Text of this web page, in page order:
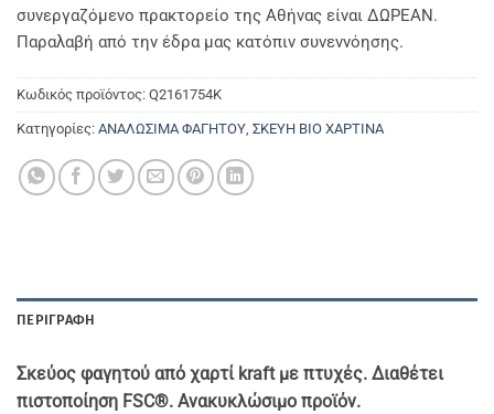
συνεργαζόμενο πρακτορείο της Αθήνας είναι ΔΩΡΕΑΝ.
Παραλαβή από την έδρα μας κατόπιν συνεννόησης.
Κωδικός προϊόντος: Q2161754K
Κατηγορίες: ΑΝΑΛΩΣΙΜΑ ΦΑΓΗΤΟΥ ΣΚΕΥΗ ΒΙΟ ΧΑΡΤΙΝΑ
ΠΕΡΙΓΡΑΦΉ
Σκεύος φαγητού από χαρτί kraft με πτυχές. Διαθέτει
πιστοποίηση FSC®. Ανακυκλώσιμο προϊόν.